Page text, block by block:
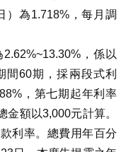
）為1.718%，每月調
，係以
間60期，採兩段式利
，第七期起年利率
金額以3,000元計算。
利率。總費用年百分